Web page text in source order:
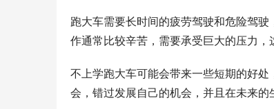
跑大车需要长时间的疲劳驾驶和危险驾
作通常比较辛苦，需要承受巨大的压力，
不上学跑大车可能会带来一些短期的好
会，错过发展自己的机会，并且在未来的